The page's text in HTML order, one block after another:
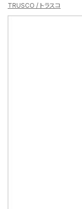
TRUSCO / トラスコ